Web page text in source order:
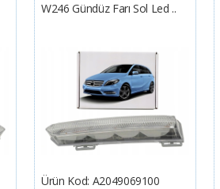
W246 Gündüz Farı Sol Led ..
Ürün Kod: A2049069100